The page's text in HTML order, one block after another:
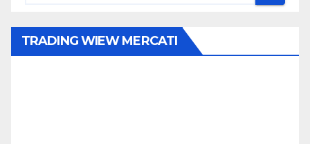
TRADING WIEW MERCATI